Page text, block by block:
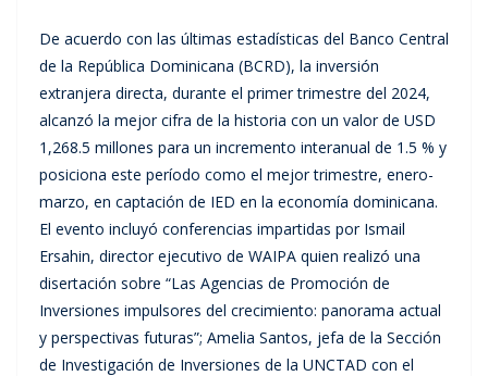
De acuerdo con las últimas estadísticas del Banco Central
de la República Dominicana (BCRD), la inversión
extranjera directa, durante el primer trimestre del 2024,
alcanzó la mejor cifra de la historia con un valor de USD
1,268.5 millones para un incremento interanual de 1.5 % y
posiciona este período como el mejor trimestre, enero-
marzo, en captación de IED en la economía dominicana.
El evento incluyó conferencias impartidas por Ismail
Ersahin, director ejecutivo de WAIPA quien realizó una
disertación sobre “Las Agencias de Promoción de
Inversiones impulsores del crecimiento: panorama actual
y perspectivas futuras”; Amelia Santos, jefa de la Sección
de Investigación de Inversiones de la UNCTAD con el